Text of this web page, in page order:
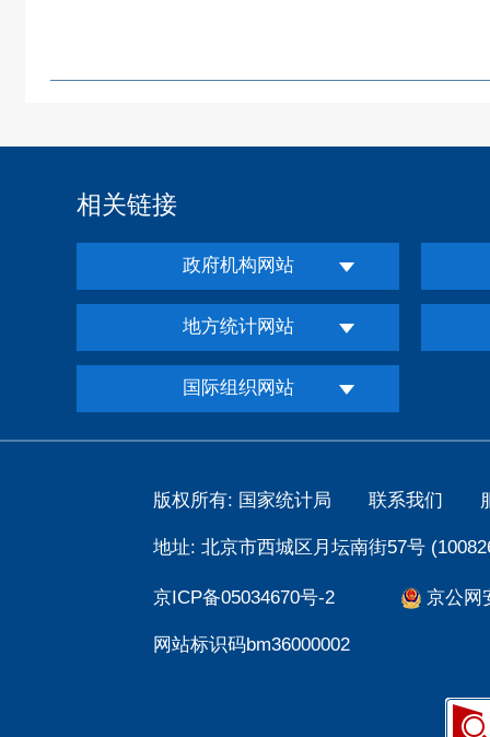
相关链接
政府机构网站
地方统计网站
国际组织网站
版权所有: 国家统计局 联系我们
地址: 北京市西城区月坛南街57号
京ICP备05034670号-2 京公网
网站标识码bm36000002